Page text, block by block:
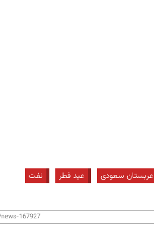
عربستان سعودی عید فطر نفت